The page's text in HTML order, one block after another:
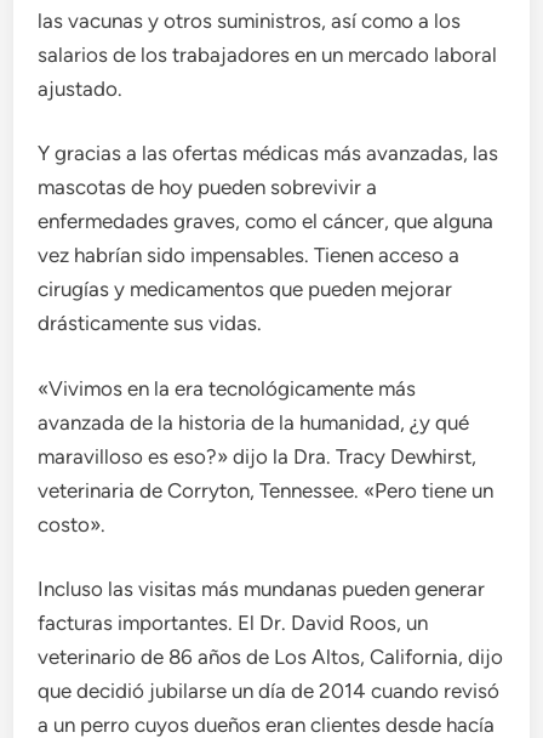
las vacunas y otros suministros, así como a los
salarios de los trabajadores en un mercado laboral
ajustado.
Y gracias a las ofertas médicas más avanzadas, las
mascotas de hoy pueden sobrevivir a
enfermedades graves, como el cáncer, que alguna
vez habrían sido impensables. Tienen acceso a
cirugías y medicamentos que pueden mejorar
drásticamente sus vidas.
«Vivimos en la era tecnológicamente más
avanzada de la historia de la humanidad, ¿y qué
maravilloso es eso?» dijo la Dra. Tracy Dewhirst,
veterinaria de Corryton, Tennessee. «Pero tiene un
costo».
Incluso las visitas más mundanas pueden generar
facturas importantes. El Dr. David Roos, un
veterinario de 86 años de Los Altos, California, dijo
que decidió jubilarse un día de 2014 cuando revisó
a un perro cuyos dueños eran clientes desde hacía